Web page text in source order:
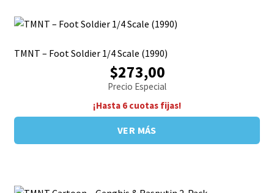
TMNT – Foot Soldier 1/4 Scale (1990)
$273,00
Precio Especial
¡Hasta 6 cuotas fijas!
VER MÁS